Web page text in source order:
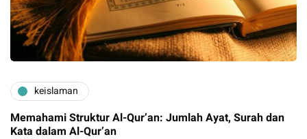
keislaman
Memahami Struktur Al-Qur’an: Jumlah Ayat, Surah dan
Kata dalam Al-Qur’an